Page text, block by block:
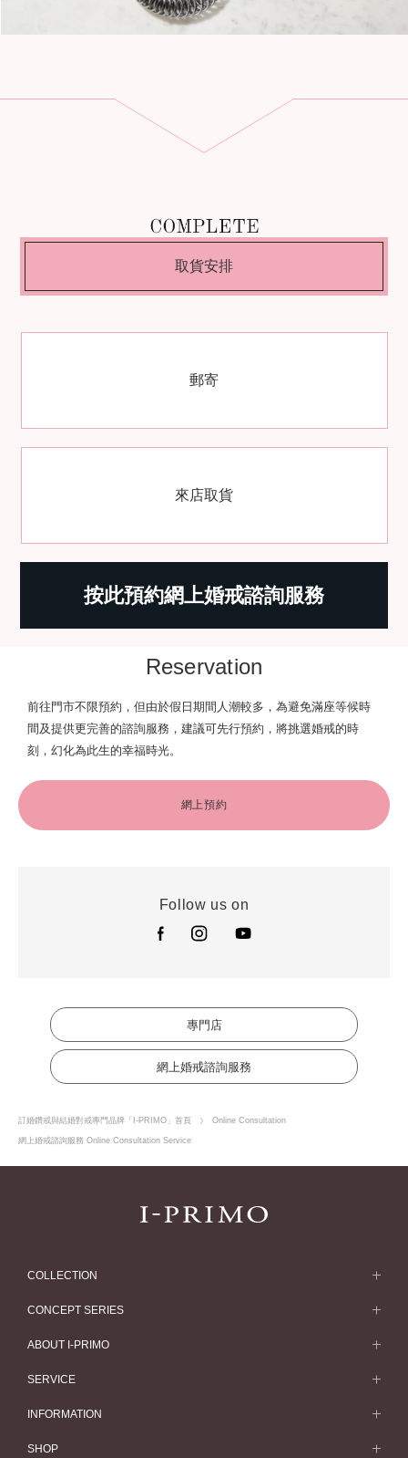
取貨安排
郵寄
來店取貨
按此預約網上婚戒諮詢服務
Reservation
前往門市不限預約，但由於假日期間人潮較多，為避免滿座等候時
間及提供更完善的諮詢服務，建議可先行預約，將挑選婚戒的時
刻，幻化為此生的幸福時光。
網上預約
Follow us on
專門店
網上婚戒諮詢服務
訂婚鑽戒與結婚對戒專門品牌「I-PRIMO」首頁 Online Consultation
網上婚戒諮詢服務 Online Consultation Service
COLLECTION
求婚戒指
求婚戒指款式一覽
CONCEPT SERIES
Concept Series
Etoile
ABOUT I-PRIMO
ABOUT I-PRIMO
QUALITY
SERVICE
Service
訂婚戒指指南
INFORMATION
婚展情報
SHOP